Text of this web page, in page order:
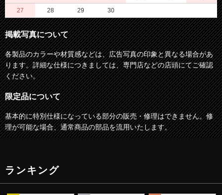
27 28 29 30
掲載写真について
各製品のカラーや材質感などは、広告写真の印象と異なる場合があ
ります。詳細な仕様につきましては、専門店などの店頭にてご確認
ください。
限定品について
基本的に特別仕様になっている部分の販売・修理はできません。修
理が可能な場合、通常商品の部品を流用いたします。
ランキング